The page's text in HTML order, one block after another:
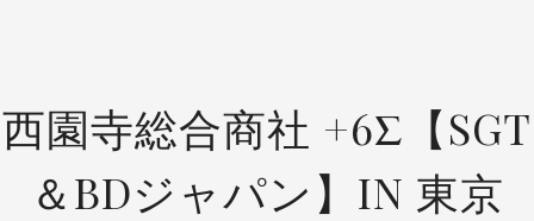
西園寺総合商社 +6Σ【SGT
＆BDジャパン】IN 東京